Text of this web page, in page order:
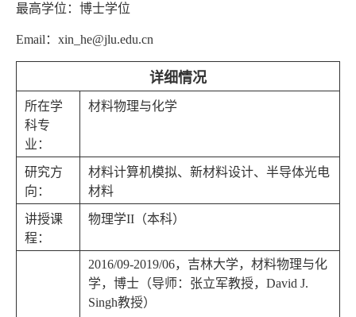
最高学位：博士学位
Email ： xin_he@jlu.edu.cn
详细情况
所在学
科专
业：
材料物理与化学
研究方
向：
材料计算机模拟、新材料设计、半导体光电
材料
讲授课
程：
物理学II （本科）
2016/09-2019/06，吉林大学，材料物理与化
学，博士（导师：张立军教授， David J.
Singh教授）